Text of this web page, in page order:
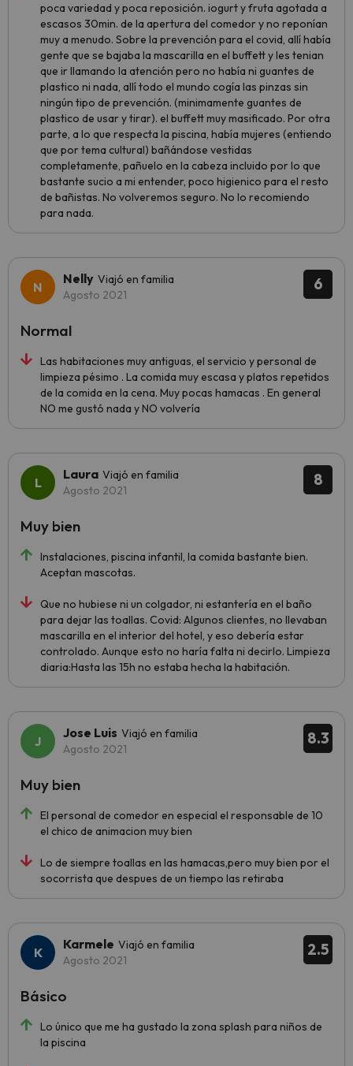
poca variedad y poca reposición. iogurt y fruta agotada a
escasos 30min. de la apertura del comedor y no reponían
muy a menudo. Sobre la prevención para el covid, allí había
gente que se bajaba la mascarilla en el buffett y les tenian
que ir llamando la atención pero no había ni guantes de
plastico ni nada, allí todo el mundo cogía las pinzas sin
ningún tipo de prevención. (minimamente guantes de
plastico de usar y tirar). el buffett muy masificado. Por otra
parte, a lo que respecta la piscina, había mujeres (entiendo
que por tema cultural) bañándose vestidas
completamente, pañuelo en la cabeza incluido por lo que
bastante sucio a mi entender, poco higienico para el resto
de bañistas. No volveremos seguro. No lo recomiendo
para nada.
6
Nelly Viajó en familia
Agosto 2021
Las habitaciones muy antiguas, el servicio y personal de
limpieza pésimo . La comida muy escasa y platos repetidos
de la comida en la cena. Muy pocas hamacas . En general
NO me gustó nada y NO volvería
Normal
8
Laura Viajó en familia
Agosto 2021
Instalaciones, piscina infantil, la comida bastante bien.
Aceptan mascotas.
Que no hubiese ni un colgador, ni estantería en el baño
para dejar las toallas. Covid: Algunos clientes, no llevaban
mascarilla en el interior del hotel, y eso debería estar
controlado. Aunque esto no haría falta ni decirlo. Limpieza
diaria:Hasta las 15h no estaba hecha la habitación.
Muy bien
8.3
Jose Luis Viajó en familia
Agosto 2021
El personal de comedor en especial el responsable de 10
el chico de animacion muy bien
Lo de siempre toallas en las hamacas,pero muy bien por el
socorrista que despues de un tiempo las retiraba
Muy bien
2.5
Karmele Viajó en familia
Agosto 2021
Lo único que me ha gustado la zona splash para niños de
la piscina
Básico